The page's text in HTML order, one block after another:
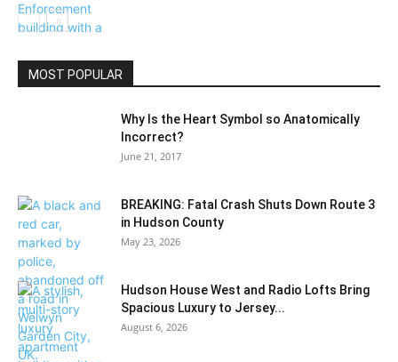
MOST POPULAR
Why Is the Heart Symbol so Anatomically
Incorrect?
June 21, 2017
BREAKING: Fatal Crash Shuts Down Route 3
in Hudson County
May 23, 2026
Hudson House West and Radio Lofts Bring
Spacious Luxury to Jersey...
August 6, 2026